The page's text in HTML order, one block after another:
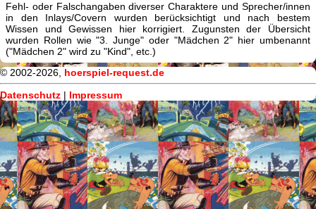
Fehl- oder Falschangaben diverser Charaktere und Sprecher/innen
in den Inlays/Covern wurden berücksichtigt und nach bestem
Wissen und Gewissen hier korrigiert. Zugunsten der Übersicht
wurden Rollen wie "3. Junge" oder "Mädchen 2" hier umbenannt
("Mädchen 2" wird zu "Kind", etc.)
© 2002-2026, hoerspiel-request.de
Datenschutz | Impressum